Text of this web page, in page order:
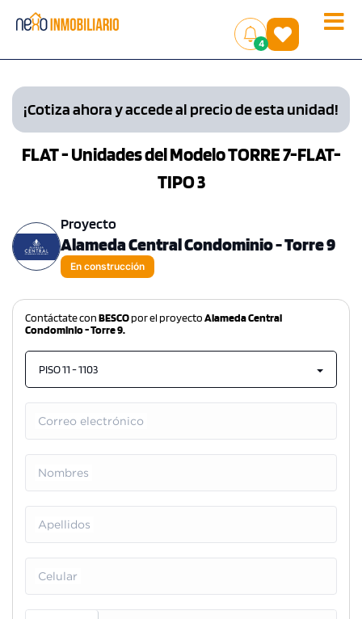
Toggle
4
()
¡Cotiza ahora y accede al precio de esta unidad!
FLAT - Unidades del Modelo TORRE 7-FLAT-
TIPO 3
Proyecto
Alameda Central Condominio - Torre 9
En construcción
Contáctate conBESCOpor el proyectoAlameda Central
Condominio - Torre 9.
PISO 11 - 1103
Correo electrónico
Nombres
Apellidos
Celular